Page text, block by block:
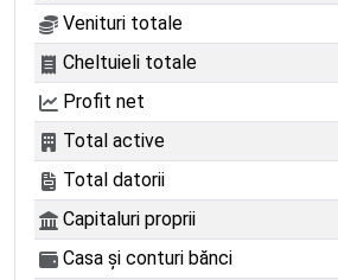
Venituri totale
Cheltuieli totale
Profit net
Total active
Total datorii
Capitaluri proprii
Casa și conturi bănci